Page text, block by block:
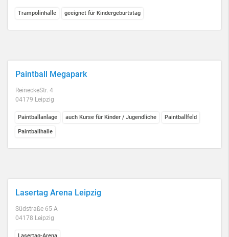
Trampolinhalle geeignet für Kindergeburtstag
Paintball Megapark
ReineckeStr. 4
04179 Leipzig
Paintballanlage auch Kurse für Kinder / Jugendliche Paintballfeld
Paintballhalle
Lasertag Arena Leipzig
Südstraße 65 A
04178 Leipzig